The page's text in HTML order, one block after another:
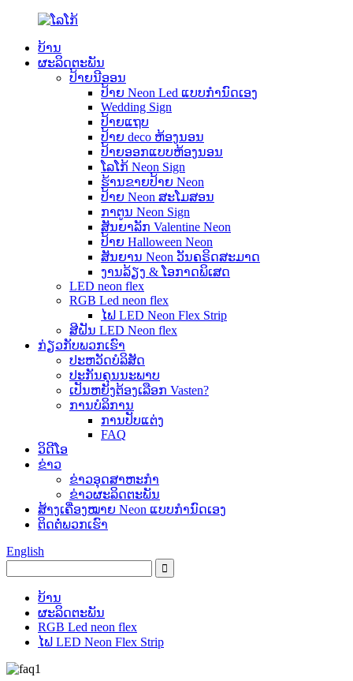
ບ້ານ
ຜະລິດຕະພັນ
ປ້າຍນີອອນ
ປ້າຍ Neon Led ແບບກຳນົດເອງ
Wedding Sign
ປ້າຍແຖບ
ປ້າຍ deco ຫ້ອງນອນ
ປ້າຍອອກແບບຫ້ອງນອນ
ໂລໂກ້ Neon Sign
ຮ້ານຂາຍປ້າຍ Neon
ປ້າຍ Neon ສະໂມສອນ
ກາຕູນ Neon Sign
ສັນຍາລັກ Valentine Neon
ປ້າຍ Halloween Neon
ສັນ​ຍານ Neon ວັນ​ຄຣິດ​ສະ​ມາດ​
ງານລ້ຽງ & ໂອກາດພິເສດ
LED neon flex
RGB Led neon flex
ໄຟ LED Neon Flex Strip
ສີຝັນ LED Neon flex
ກ່ຽວ​ກັບ​ພວກ​ເຮົາ
ປະ​ຫວັດ​ບໍ​ລິ​ສັດ
ປະ​ກັນ​ຄຸນ​ນະ​ພາບ
ເປັນຫຍັງຕ້ອງເລືອກ Vasten?
ການບໍລິການ
ການປັບແຕ່ງ
FAQ
ວິດີໂອ
ຂ່າວ
ຂ່າວອຸດສາຫະກໍາ
ຂ່າວຜະລິດຕະພັນ
ສ້າງເຄື່ອງໝາຍ Neon ແບບກຳນົດເອງ
ຕິດ​ຕໍ່​ພວກ​ເຮົາ
English
ບ້ານ
ຜະລິດຕະພັນ
RGB Led neon flex
ໄຟ LED Neon Flex Strip